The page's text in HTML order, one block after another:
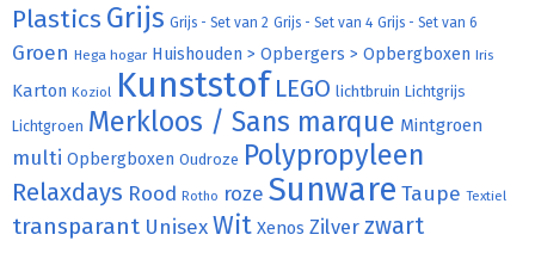
Plastics Grijs Grijs - Set van 2 Grijs - Set van 4 Grijs - Set van 6
Groen Hega hogar Huishouden > Opbergers > Opbergboxen Iris
Karton Koziol Kunststof LEGO lichtbruin Lichtgrijs
Lichtgroen Merkloos / Sans marque Mintgroen
multi Opbergboxen Oudroze Polypropyleen
Relaxdays Rood Rotho roze Sunware Taupe Textiel
transparant UnisexWit Xenos Zilver zwart